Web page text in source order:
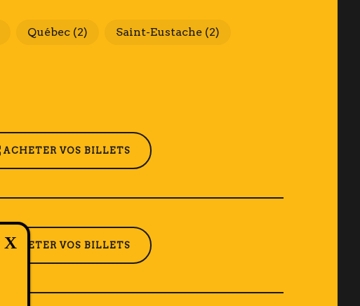
Québec (2) Saint-Eustache (2)
ACHETER VOS BILLETS
ACHETER VOS BILLETS